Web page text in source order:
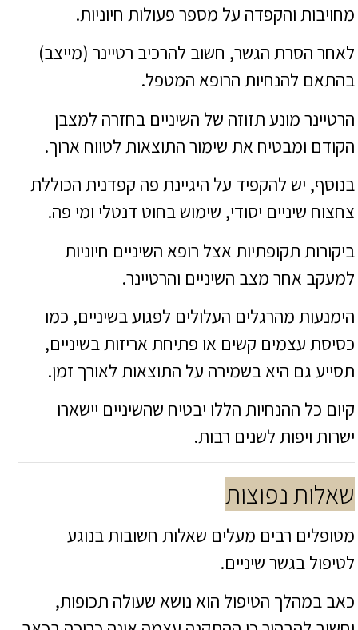
מחויבות והקפדה על מספר פעולות חיוניות.
לאחר הסרת הגשר, חשוב להרכיב רטיינר (מייצב)
בהתאם להנחיות הרופא המטפל.
הרטיינר מונע תזוזה של השיניים בחזרה למצבן
הקודם ומבטיח את שימור התוצאות לטווח ארוך.
בנוסף, יש להקפיד על היגיינת פה קפדנית הכוללת
צחצוח שיניים יסודי, שימוש בחוט דנטלי ומי פה.
ביקורות תקופתיות אצל רופא השיניים חיוניות
למעקב אחר מצב השיניים והרטיינר.
הימנעות מהרגלים העלולים לפגוע בשיניים, כמו
כסיסת עצמים קשים או פתיחת אריזות בשיניים,
תסייע גם היא בשמירה על התוצאות לאורך זמן.
קיום כל ההנחיות הללו יבטיח שהשיניים יישארו
ישרות ויפות לשנים רבות.
שאלות נפוצות
מטופלים רבים מעלים שאלות חשובות בנוגע
לטיפול בגשר שיניים.
כאב במהלך הטיפול הוא נושא שעולה תכופות,